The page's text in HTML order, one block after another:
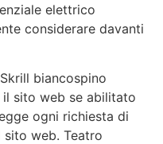
elettrico
considerare davanti
biancospino
sito web se abilitato
ogni richiesta di
sito web. Teatro